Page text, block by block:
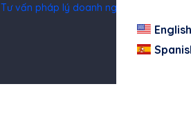
Tư vấn pháp lý doanh nghiệp